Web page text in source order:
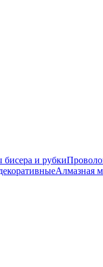
и рубки
Алмазная